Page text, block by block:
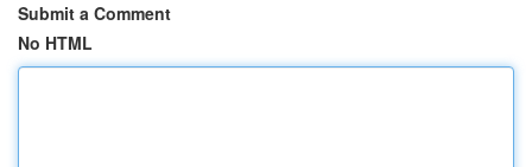
Submit a Comment
No HTML